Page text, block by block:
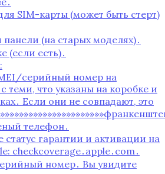
SIM-карты (может быть стерт)
панели (на старых моделях)․
(если есть)․
серийный номер на
теми, что указаны на коробке и
Если они не совпадают, это
телефон․
статус гарантии и активации на
checkcoverage․apple․com․
номер․ Вы увидите